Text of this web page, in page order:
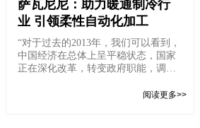
萨瓦尼尼：助力暖通制冷行
业 引领柔性自动化加工
“对于过去的2013年，我们可以看到，
中国经济在总体上呈平稳状态，国家
正在深化改革，转变政府职能，调整
阅读更多>>